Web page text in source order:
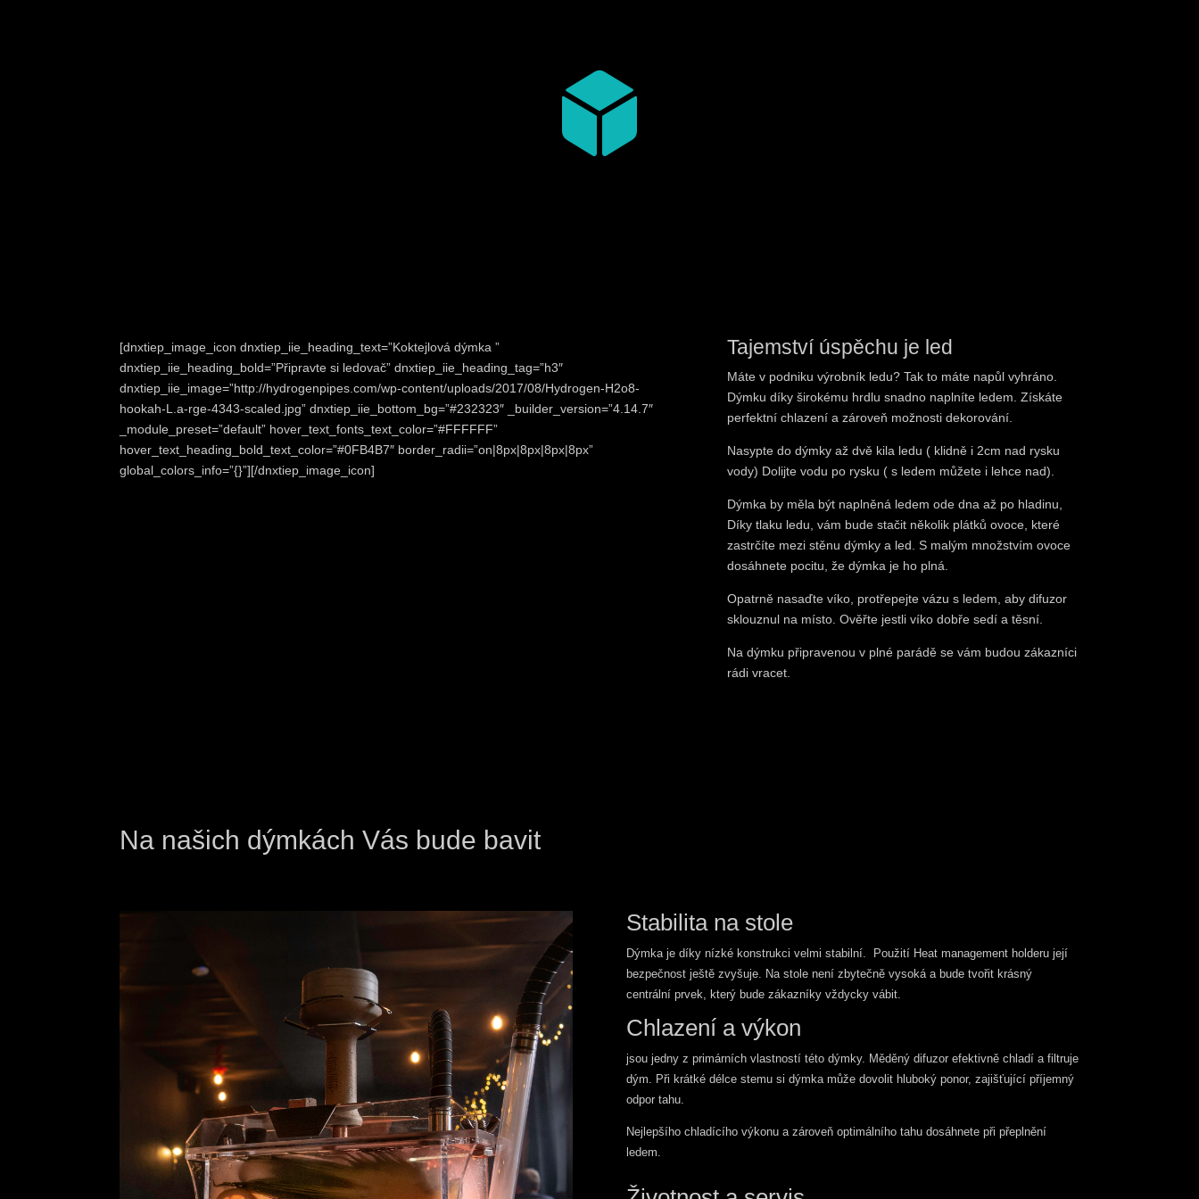

[dnxtiep_image_icon dnxtiep_iie_heading_text=”Koktejlová dýmka ”
dnxtiep_iie_heading_bold=”Připravte si ledovač” dnxtiep_iie_heading_tag=”h3″
dnxtiep_iie_image=”http://hydrogenpipes.com/wp-content/uploads/2017/08/Hydrogen-H2o8-
hookah-L.a-rge-4343-scaled.jpg” dnxtiep_iie_bottom_bg=”#232323″ _builder_version=”4.14.7″
_module_preset=”default” hover_text_fonts_text_color=”#FFFFFF”
hover_text_heading_bold_text_color=”#0FB4B7″ border_radii=”on|8px|8px|8px|8px”
global_colors_info=”{}”][/dnxtiep_image_icon]
Tajemství úspěchu je led
Máte v podniku výrobník ledu? Tak to máte napůl vyhráno.
Dýmku díky širokému hrdlu snadno naplníte ledem. Získáte
perfektní chlazení a zároveň možnosti dekorování.
Nasypte do dýmky až dvě kila ledu ( klidně i 2cm nad rysku
vody) Dolijte vodu po rysku ( s ledem můžete i lehce nad).
Dýmka by měla být naplněná ledem ode dna až po hladinu,
Díky tlaku ledu, vám bude stačit několik plátků ovoce, které
zastrčíte mezi stěnu dýmky a led. S malým množstvím ovoce
dosáhnete pocitu, že dýmka je ho plná.
Opatrně nasaďte víko, protřepejte vázu s ledem, aby difuzor
sklouznul na místo. Ověřte jestli víko dobře sedí a těsní.
Na dýmku připravenou v plné parádě se vám budou zákazníci
rádi vracet.
Na našich dýmkách Vás bude bavit
Stabilita na stole
Dýmka je díky nízké konstrukci velmi stabilní. Použití Heat management holderu její
bezpečnost ještě zvyšuje. Na stole není zbytečně vysoká a bude tvořit krásný
centrální prvek, který bude zákazníky vždycky vábit.
Chlazení a výkon
jsou jedny z primárních vlastností této dýmky. Měděný difuzor efektivně chladí a filtruje
dým. Při krátké délce stemu si dýmka může dovolit hluboký ponor, zajišťující příjemný
odpor tahu.
Nejlepšího chladícího výkonu a zároveň optimálního tahu dosáhnete při přeplnění
ledem.